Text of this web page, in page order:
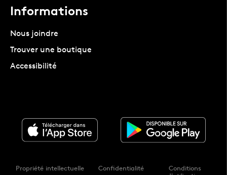
Informations
Nous joindre
Trouver une boutique
Accessibilité
Propriété intellectuelle Confidentialité
Conditions